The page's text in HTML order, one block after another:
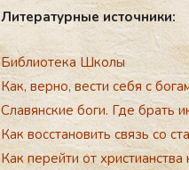
Ли­те­ра­тур­ные ис­точ­ни­ки:
Библиотека Школы
Как, верно, вести себя с
Славянские боги. Где брать
Как восстановить связь со
Как перейти от